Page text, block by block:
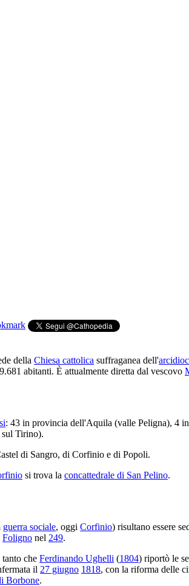
della Chiesa cattolica suffraganea dell'
abitanti. È attualmente diretta dal vescovo
: 43 in provincia dell'Aquila (valle Peligna), 4
sul Tirino).
di Sangro, di Corfinio e di Popoli.
si trova la concattedrale di San Pelino.
guerra sociale, oggi Corfinio) risultano essere
Foligno nel 249.
tanto che Ferdinando Ughelli (1804) riportò le
il 27 giugno 1818, con la riforma delle
Borbone.